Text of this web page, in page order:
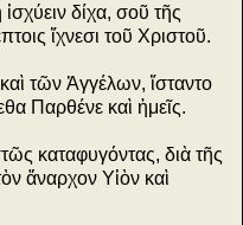
δίχα, σοῦ τῆς
ἴχνεσι τοῦ Χριστοῦ.
τῶν Ἀγγέλων, ἵσταντο
Παρθένε καὶ ἡμεῖς.
καταφυγόντας, διὰ τῆς
ἄναρχον Υἱὸν καὶ